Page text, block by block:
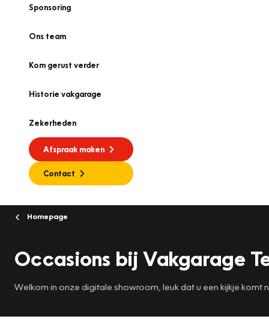
Sponsoring
Ons team
Kom gerust verder
Historie vakgarage
Zekerheden
Afspraak maken
Contact
Homepage
Occasions bij Vakgarage
Welkom in onze digitale showroom, leuk dat u een kijkje komt